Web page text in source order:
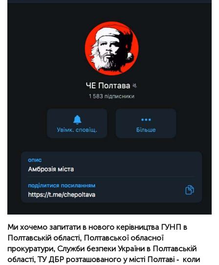
Ми хочемо запитати в нового керівництва ГУНП в
Полтавській області, Полтавської обласної
прокуратури, Служби безпеки України в Полтавській
області, ТУ ДБР розташованого у місті Полтаві - коли